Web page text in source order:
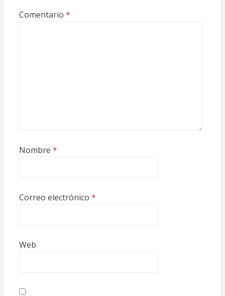
Comentario *
Nombre *
Correo electrónico *
Web